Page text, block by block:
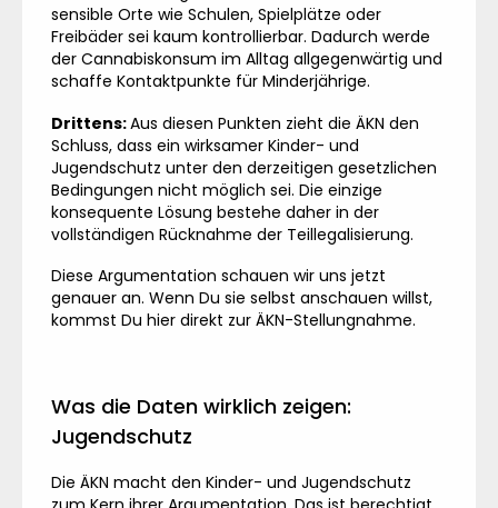
sensible Orte wie Schulen, Spielplätze oder
Freibäder sei kaum kontrollierbar. Dadurch werde
der Cannabiskonsum im Alltag allgegenwärtig und
schaffe Kontaktpunkte für Minderjährige.
Drittens:Aus diesen Punkten zieht die ÄKN den
Schluss, dass ein wirksamer Kinder- und
Jugendschutz unter den derzeitigen gesetzlichen
Bedingungen nicht möglich sei. Die einzige
konsequente Lösung bestehe daher in der
vollständigen Rücknahme der Teillegalisierung.
Diese Argumentation schauen wir uns jetzt
genauer an. Wenn Du sie selbst anschauen willst,
kommst Du hier direkt zur ÄKN-Stellungnahme.
Was die Daten wirklich zeigen:
Jugendschutz
Die ÄKN macht den Kinder- und Jugendschutz